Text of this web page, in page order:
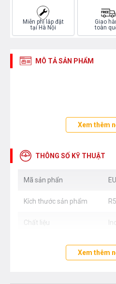
Miễn phí lắp đặt
tại Hà Nội
Giao
toàn
MÔ TẢ SẢN PHẨM
Xem thêm
THÔNG SỐ KỸ THUẬT
Mã sản phẩn
Kích thước sản phẩm
Chất liệu
Xem thêm